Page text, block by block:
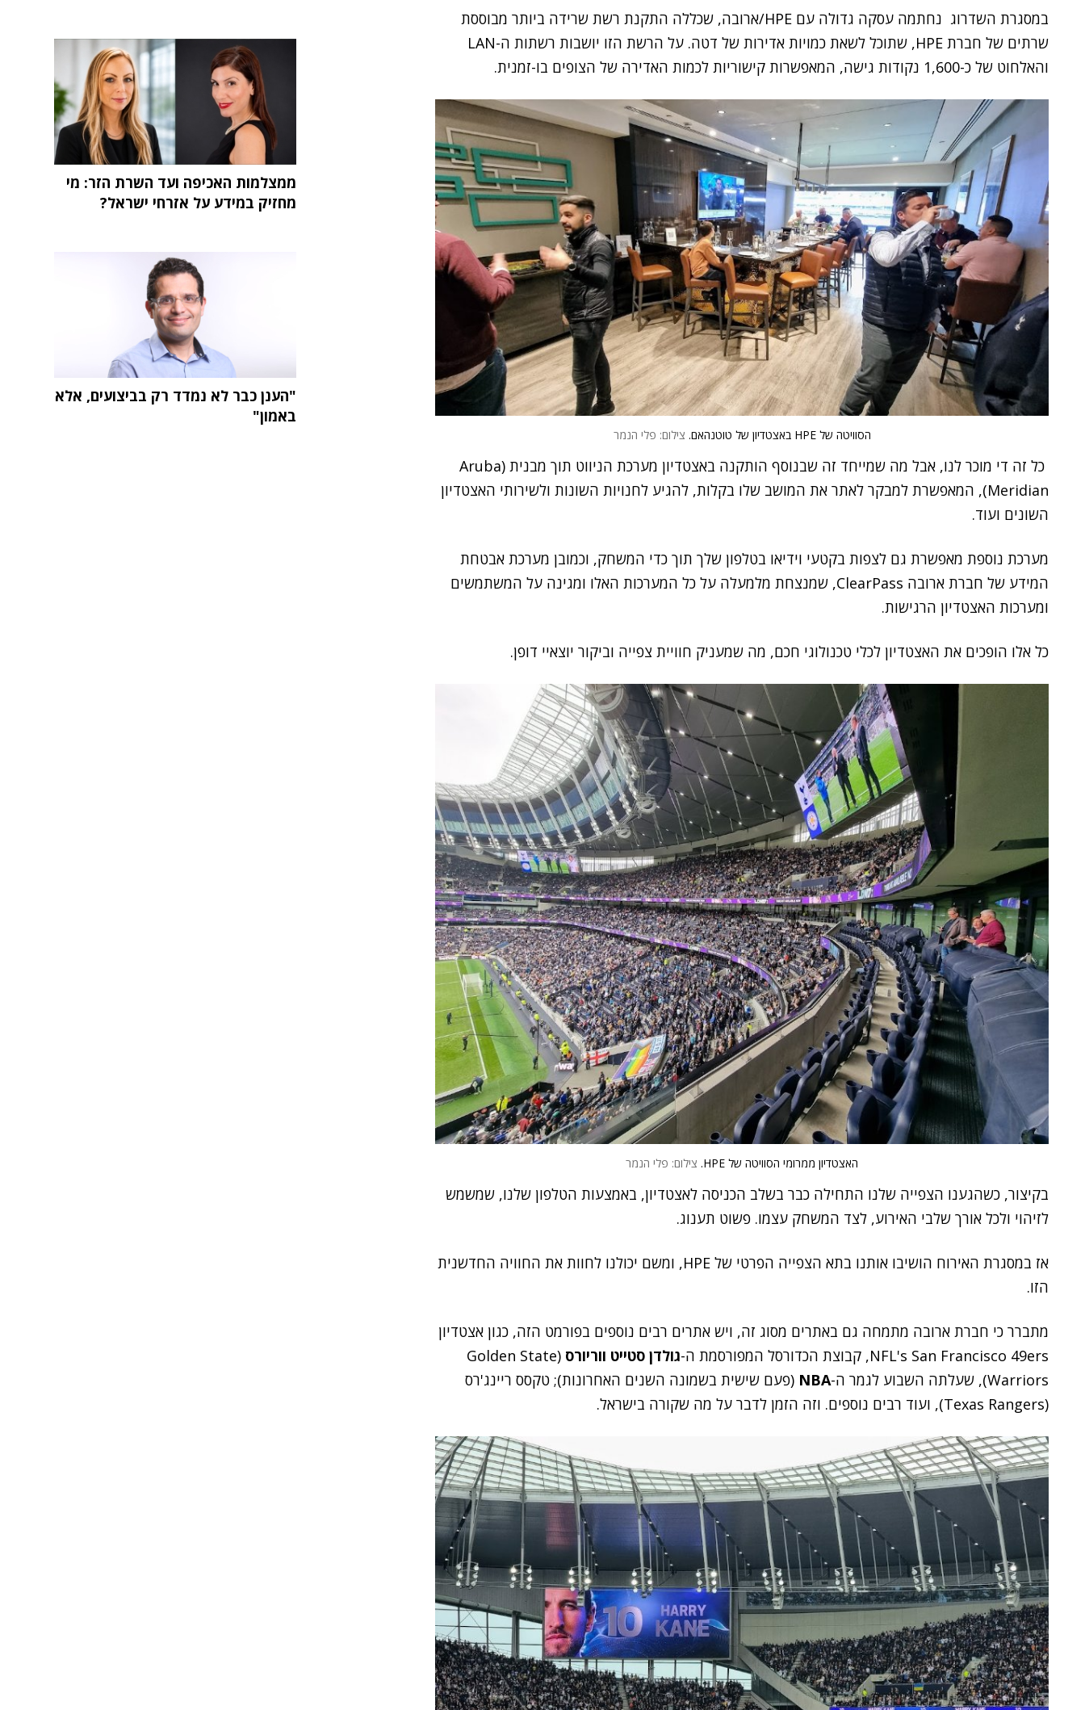
במסגרת השדרוג נחתמה עסקה גדולה עם HPE/ארובה, שכללה התקנת רשת שרידה ביותר מבוססת
שרתים של חברת HPE, שתוכל לשאת כמויות אדירות של דטה. על הרשת הזו יושבות רשתות ה-LAN
והאלחוט של כ-1,600 נקודות גישה, המאפשרות קישוריות לכמות האדירה של הצופים בו-זמנית.
הסוויטה של HPE באצטדיון של טוטנהאם. צילום: פלי הנמר
כל זה די מוכר לנו, אבל מה שמייחד זה שבנוסף הותקנה באצטדיון מערכת הניווט תוך מבנית (Aruba
Meridian), המאפשרת למבקר לאתר את המושב שלו בקלות, להגיע לחנויות השונות ולשירותי האצטדיון
השונים ועוד.
מערכת נוספת מאפשרת גם לצפות בקטעי וידיאו בטלפון שלך תוך כדי המשחק, וכמובן מערכת אבטחת
המידע של חברת ארובה ClearPass, שמנצחת מלמעלה על כל המערכות האלו ומגינה על המשתמשים
ומערכות האצטדיון הרגישות.
כל אלו הופכים את האצטדיון לכלי טכנולוגי חכם, מה שמעניק חוויית צפייה וביקור יוצאיי דופן.
האצטדיון ממרומי הסוויטה של HPE. צילום: פלי הנמר
בקיצור, כשהגענו הצפייה שלנו התחילה כבר בשלב הכניסה לאצטדיון, באמצעות הטלפון שלנו, שמשמש
לזיהוי ולכל אורך שלבי האירוע, לצד המשחק עצמו. פשוט תענוג.
אז במסגרת האירוח הושיבו אותנו בתא הצפייה הפרטי של HPE, ומשם יכולנו לחוות את החוויה החדשנית
הזו.
מתברר כי חברת ארובה מתמחה גם באתרים מסוג זה, ויש אתרים רבים נוספים בפורמט הזה, כגון אצטדיון
NFL's San Francisco 49ers, קבוצת הכדורסל המפורסמת ה-
גולדן סטייט ווריורס (Golden State
Warriors), שעלתה השבוע לגמר ה-
NBA (פעם שישית בשמונה השנים האחרונות); טקסס ריינג'רס
(Texas Rangers), ועוד רבים נוספים. וזה הזמן לדבר על מה שקורה בישראל.
ממצלמות האכיפה ועד השרת הזר: מי
מחזיק במידע על אזרחי ישראל?
"הענן כבר לא נמדד רק בביצועים, אלא
באמון"